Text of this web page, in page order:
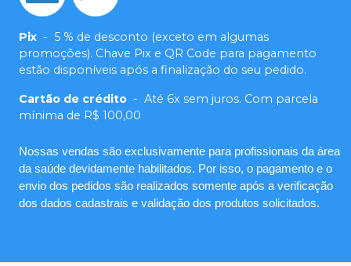
Pix - 5 % de desconto (exceto em algumas
promoções). Chave Pix e QR Code para pagamento
estão disponíveis após a finalização do seu pedido.
Cartão de crédito - Até 6x sem juros. Com parcela
mínima de R$ 100,00
Nossas vendas são exclusivamente para profissionais da área
da saúde devidamente habilitados. Por isso, o pagamento e o
envio dos pedidos são realizados somente após a verificação
dos dados cadastrais e validação dos produtos solicitados.